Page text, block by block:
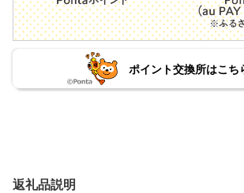
ポイント交換所はこち
返礼品説明